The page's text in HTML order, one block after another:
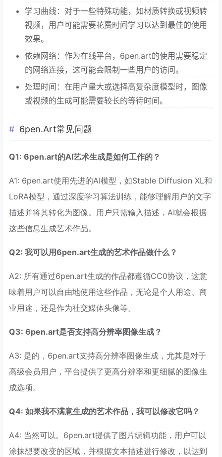
学习曲线：对于一些特殊功能，如材质转换或视频转
视频，用户可能需要花费时间学习以达到最佳的使用
效果。
依赖网络：作为在线平台，6pen.art的使用需要稳定
的网络连接，这可能会限制一些用户的访问。
处理时间：在用户量大或选择高复杂度模型时，图像
或视频的生成可能需要较长的等待时间。
6pen.Art常见问题
Q1: 6pen.art的AI艺术生成是如何工作的？
A1: 6pen.art使用先进的AI模型，如Stable Diffusion XL和
LoRA模型，通过深度学习算法训练，能够理解用户的文字
描述并将其转化为图像。用户只需输入描述，AI就会根据
这些信息生成艺术作品。
Q2: 我可以用6pen.art生成的艺术作品做什么？
A2: 所有通过6pen.art生成的作品都遵循CC0协议，这意
味着用户可以自由地使用这些作品，无论是个人用途、商
业用途，还是作为社交媒体头像等。
Q3: 6pen.art是否支持高分辨率图像生成？
A3: 是的，6pen.art支持高分辨率图像生成，尤其是对于
高级会员用户，平台提供了更高分辨率和更细腻的图像生
成选项。
Q4: 如果我不满意生成的艺术作品，我可以修改它吗？
A4: 当然可以。6pen.art提供了图片编辑功能，用户可以
涂抹想要改变的区域，并根据文本描述进行修改，以达到